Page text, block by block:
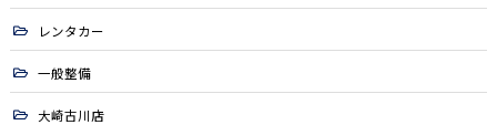
レンタカー
一般整備
大崎古川店